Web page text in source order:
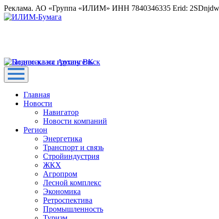
Реклама. АО «Группа «ИЛИМ» ИНН 7840346335 Erid:
Главная
Новости
Навигатор
Новости компаний
Регион
Энергетика
Транспорт и связь
Стройиндустрия
ЖКХ
Агропром
Лесной комплекс
Экономика
Ретроспектива
Промышленность